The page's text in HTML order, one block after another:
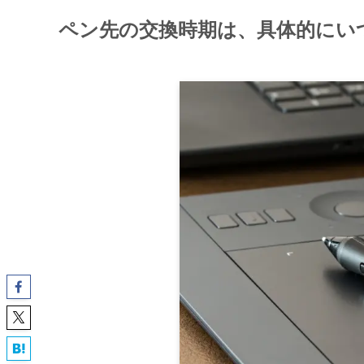
ペン先の交換時期は、具体的にい